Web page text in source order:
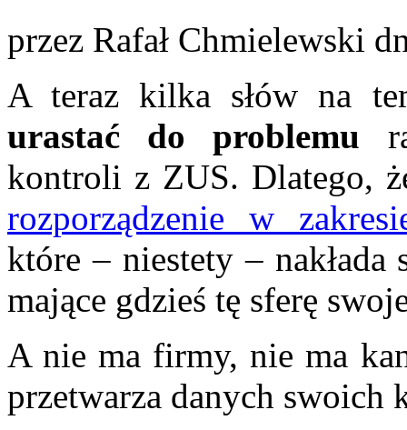
przez Rafał Chmielewski
A teraz kilka słów na
urastać do problemu
kontroli z ZUS. Dlatego,
rozporządzenie w
które – niestety –
mające gdzieś tę sferę
A nie ma firmy, nie ma
przetwarza danych swoich